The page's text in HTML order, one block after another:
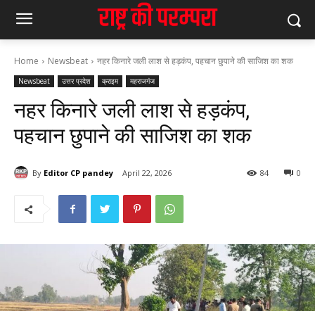
Home Newsbeat नहर किनारे जली लाश से हड़कंप, पहचान छुपाने की साजिश का शक
Newsbeat उत्तर प्रदेश क्राइम महराजगंज
नहर किनारे जली लाश से हड़कंप,
पहचान छुपाने की साजिश का शक
By Editor CP pandey April 22, 2026 0
84